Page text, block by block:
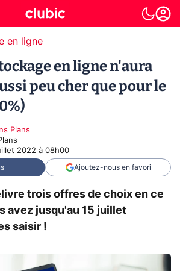
en ligne
en ligne n'aura
peu cher que pour le
Plans
2022 à 08h00
Ajoutez-nous en favori
trois offres de choix en ce
avez jusqu'au 15 juillet
saisir !